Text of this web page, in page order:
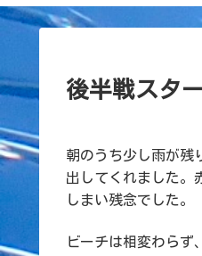
後半戦スタ
朝のうち少し雨が残
出してくれました。
しまい残念でした。
ビーチは相変わらず